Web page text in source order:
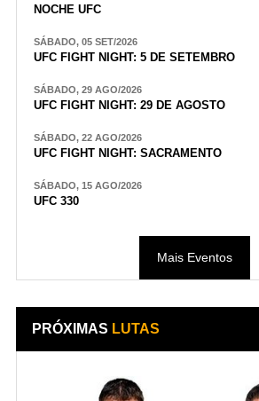
NOCHE UFC
SÁBADO, 05 SET/2026
UFC FIGHT NIGHT: 5 DE SETEMBRO
SÁBADO, 29 AGO/2026
UFC FIGHT NIGHT: 29 DE AGOSTO
SÁBADO, 22 AGO/2026
UFC FIGHT NIGHT: SACRAMENTO
SÁBADO, 15 AGO/2026
UFC 330
Mais Eventos
PRÓXIMAS LUTAS